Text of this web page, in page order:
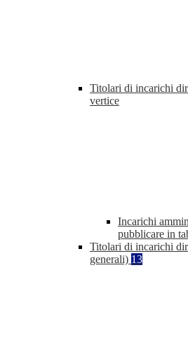
Titolari di incarichi
vertice
Incarichi
pubblicare in
Titolari di incarichi
generali) 13